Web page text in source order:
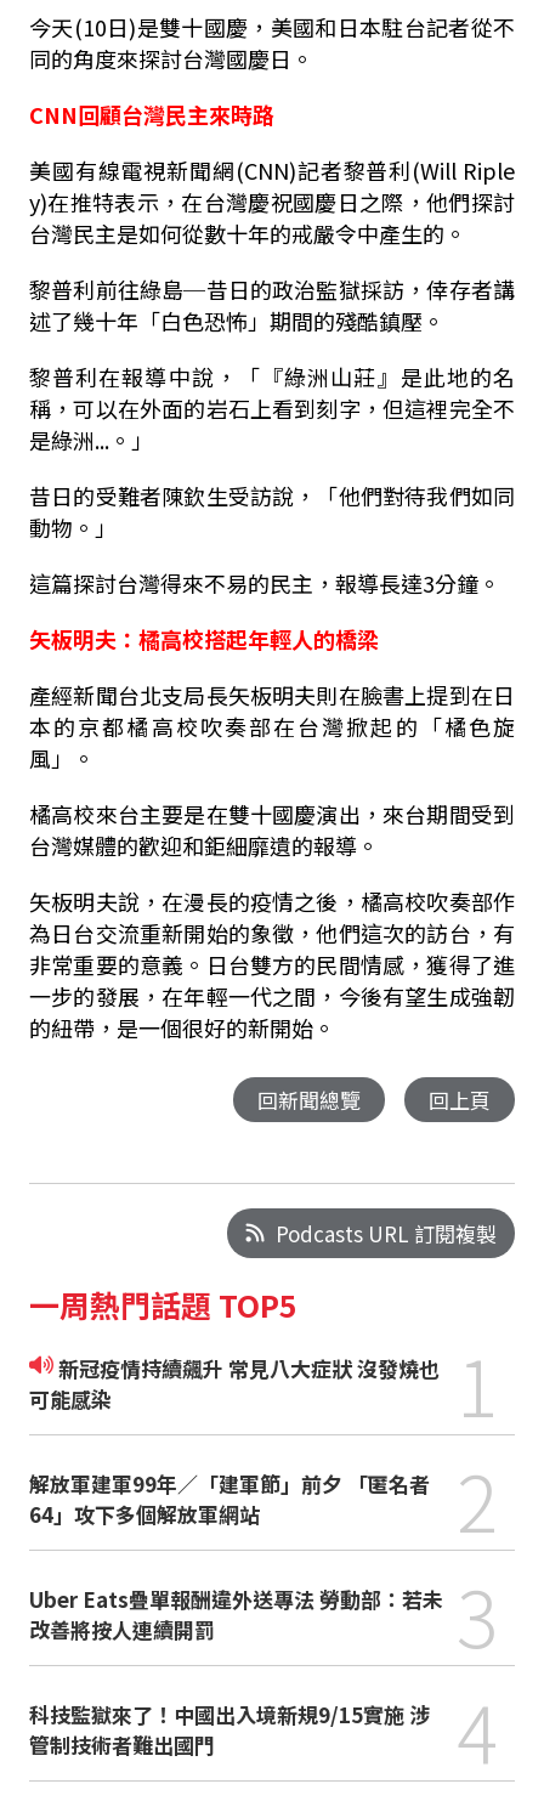
今天(10日)是雙十國慶，美國和日本駐台記者從不
同的角度來探討台灣國慶日。
CNN回顧台灣民主來時路
美國有線電視新聞網(CNN)記者黎普利(Will Riple
y)在推特表示，在台灣慶祝國慶日之際，他們探討
台灣民主是如何從數十年的戒嚴令中產生的。
黎普利前往綠島─昔日的政治監獄採訪，倖存者講
述了幾十年「白色恐怖」期間的殘酷鎮壓。
黎普利在報導中說，「『綠洲山莊』是此地的名
稱，可以在外面的岩石上看到刻字，但這裡完全不
是綠洲...。」
昔日的受難者陳欽生受訪說，「他們對待我們如同
動物。」
這篇探討台灣得來不易的民主，報導長達3分鐘。
矢板明夫：橘高校搭起年輕人的橋梁
產經新聞台北支局長矢板明夫則在臉書上提到在日
本的京都橘高校吹奏部在台灣掀起的「橘色旋
風」。
橘高校來台主要是在雙十國慶演出，來台期間受到
台灣媒體的歡迎和鉅細靡遺的報導。
矢板明夫說，在漫長的疫情之後，橘高校吹奏部作
為日台交流重新開始的象徵，他們這次的訪台，有
非常重要的意義。日台雙方的民間情感，獲得了進
一步的發展，在年輕一代之間，今後有望生成強韌
的紐帶，是一個很好的新開始。
回新聞總覽 回上頁
Podcasts URL 訂閱複製
一周熱門話題 TOP5
新冠疫情持續飆升 常見八大症狀 沒發燒也
可能感染
1
解放軍建軍99年／「建軍節」前夕 「匿名者
64」攻下多個解放軍網站
2
Uber Eats疊單報酬違外送專法 勞動部：若未
改善將按人連續開罰
3
科技監獄來了！中國出入境新規9/15實施 涉
管制技術者難出國門
4